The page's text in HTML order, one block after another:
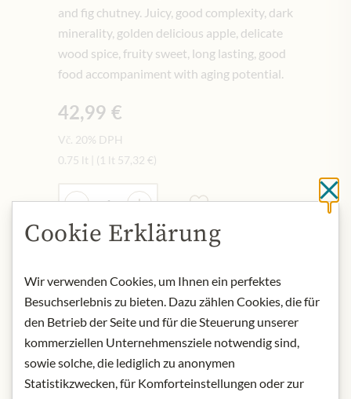
and fig chutney. Juicy, good complexity, dark
minerality, golden delicious apple, delicate
wood spice, fruity sweet, long lasting, good
food accompaniment with aging potential.
42,99 €
Vč. 20% DPH
0.75 lt
(1 lt 57,32 €)
Množství
- +
NYNÍ SKLADEM
Art.Nr.:444423#1.000
Cookie Erklärung
Wir verwenden Cookies, um Ihnen ein perfektes
Besuchserlebnis zu bieten. Dazu zählen Cookies, die für
den Betrieb der Seite und für die Steuerung unserer
kommerziellen Unternehmensziele notwendig sind,
sowie solche, die lediglich zu anonymen
Statistikzwecken, für Komforteinstellungen oder zur